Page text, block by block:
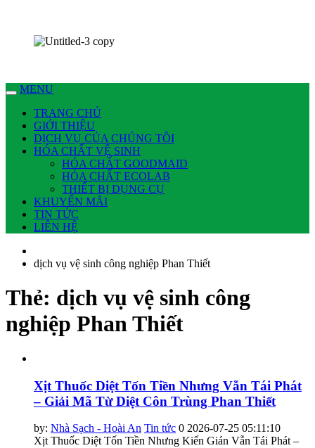
MENU
TRANG CHỦ
GIỚI THIỆU
DỊCH VỤ CỦA CHÚNG TÔI
HÓA CHẤT VỆ SINH
HÓA CHẤT GOODMAID
HÓA CHẤT ECOLAB
THIẾT BỊ DỤNG CỤ
KHUYẾN MÃI
TIN TỨC
LIÊN HỆ
dịch vụ vệ sinh công nghiệp Phan Thiết
Thẻ: dịch vụ vệ sinh công
nghiệp Phan Thiết
Xịt Thuốc Diệt Tốn Tiền Nhưng Vẫn Tái Phát
– Giải Mã Từ Diệt Côn Trùng Phan Thiết
by: Nhà Sạch - Hoài An Tin tức 0 2026-07-25 05:11:10
Xịt Thuốc Diệt Tốn Tiền Nhưng Kiến Gián Vẫn Tái Phát –